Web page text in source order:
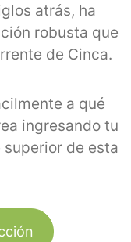
atrás, ha
robusta que
de Cinca.
a qué
ingresando tu
de esta